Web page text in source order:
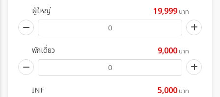
ผู้ใหญ่ 19,999 บาท
พักเดี่ยว 9,000 บาท
INF 5,000 บาท